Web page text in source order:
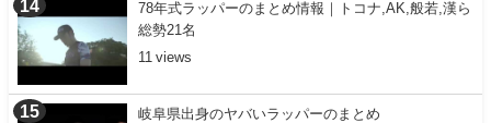
78年式ラッパーのまとめ情報｜トコナ,AK,般若,漢ら
総勢21名
11
岐阜県出身のヤバいラッパーのまとめ